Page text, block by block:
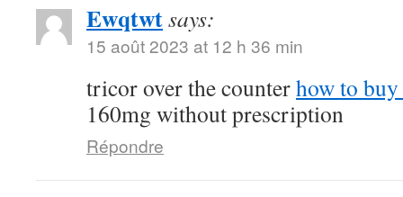
Ewqtwtsays:
15 août 2023 at 12 h 36 min
tricor over the counterhow to
160mg without prescription
Répondre